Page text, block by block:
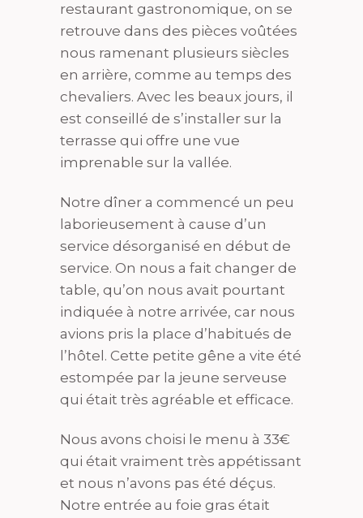
restaurant gastronomique, on se
retrouve dans des pièces voûtées
nous ramenant plusieurs siècles
en arrière, comme au temps des
chevaliers. Avec les beaux jours, il
est conseillé de s’installer sur la
terrasse qui offre une vue
imprenable sur la vallée.
Notre dîner a commencé un peu
laborieusement à cause d’un
service désorganisé en début de
service. On nous a fait changer de
table, qu’on nous avait pourtant
indiquée à notre arrivée, car nous
avions pris la place d’habitués de
l’hôtel. Cette petite gêne a vite été
estompée par la jeune serveuse
qui était très agréable et efficace.
Nous avons choisi le menu à 33€
qui était vraiment très appétissant
et nous n’avons pas été déçus.
Notre entrée au foie gras était